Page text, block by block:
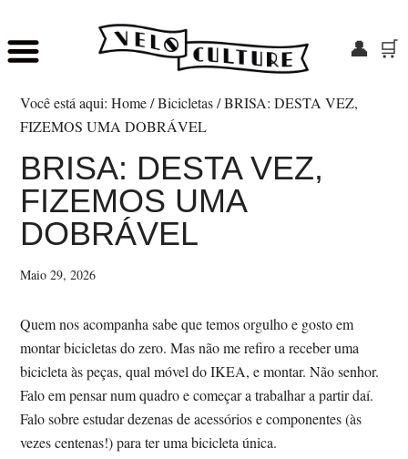
Skip
main
content
Saltar
rodapé
Você está aqui:Home /Bicicletas /BRISA: DESTA VEZ,
FIZEMOS UMA DOBRÁVEL
BRISA: DESTA VEZ,
FIZEMOS UMA
DOBRÁVEL
Maio 29, 2026
Quem nos acompanha sabe que temos orgulho e gosto em
montar bicicletas do zero. Mas não me refiro a receber uma
bicicleta às peças, qual móvel do IKEA, e montar. Não senhor.
Falo em pensar num quadro e começar a trabalhar a partir daí.
Falo sobre estudar dezenas de acessórios e componentes (às
vezes centenas!) para ter uma bicicleta única.
👤 🛒